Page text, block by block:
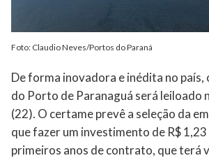
Foto: Claudio Neves/Portos do Paraná
De forma inovadora e inédita no país,
do Porto de Paranaguá será leiloado
(22). O certame prevê a seleção da
que fazer um investimento de R$
primeiros anos de contrato, que terá